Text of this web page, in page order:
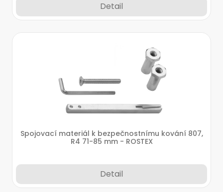
Detail
Spojovací materiál k bezpečnostnímu kování 807,
R4 71-85 mm - ROSTEX
Detail